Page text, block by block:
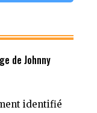
de Johnny
identifié